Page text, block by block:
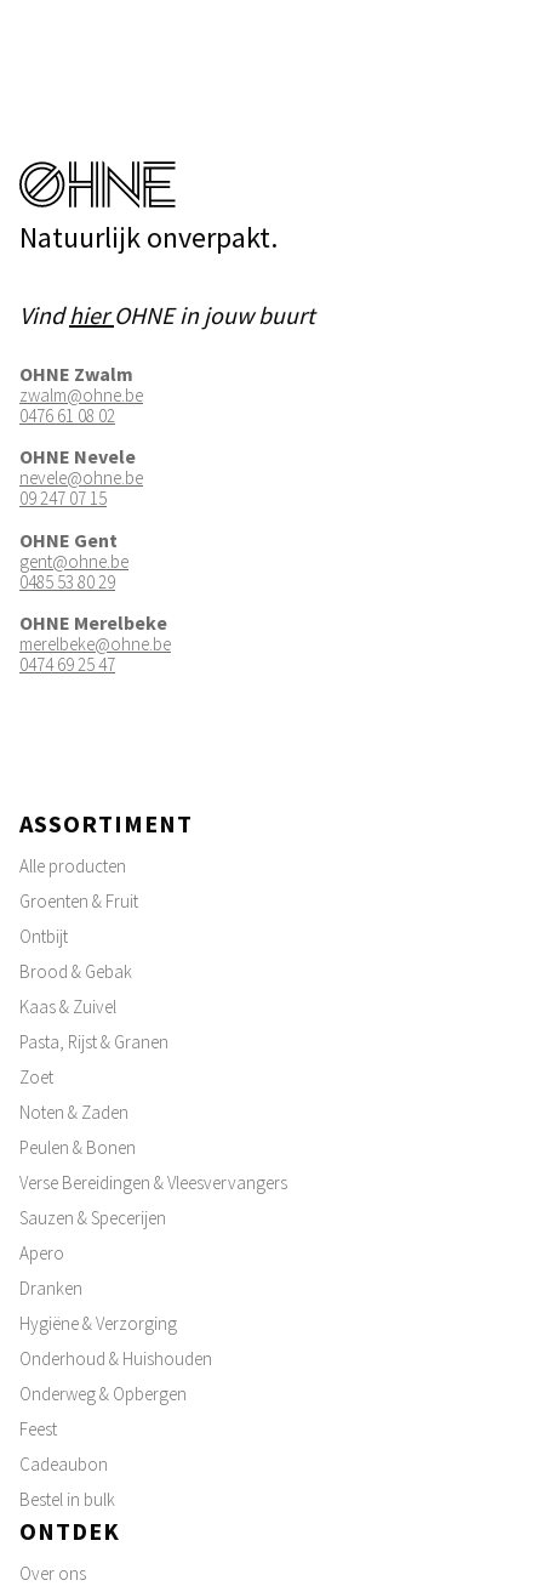
Natuurlijk onverpakt.
VindhierOHNE in jouw buurt
OHNE Zwalm
zwalm@ohne.be
0476 61 08 02
OHNE Nevele
nevele@ohne.be
09 247 07 15
OHNE Gent
gent@ohne.be
0485 53 80 29
OHNE Merelbeke
merelbeke@ohne.be
0474 69 25 47
ASSORTIMENT
Alle producten
Groenten & Fruit
Ontbijt
Brood & Gebak
Kaas & Zuivel
Pasta, Rijst & Granen
Zoet
Noten & Zaden
Peulen & Bonen
Verse Bereidingen & Vleesvervangers
Sauzen & Specerijen
Apero
Dranken
Hygiëne & Verzorging
Onderhoud & Huishouden
Onderweg & Opbergen
Feest
Cadeaubon
Bestel in bulk
ONTDEK
Over ons